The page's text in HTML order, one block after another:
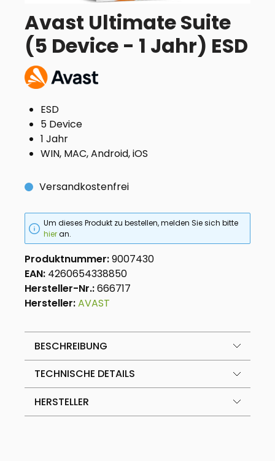
Avast Ultimate Suite
(5 Device - 1 Jahr) ESD
ESD
5 Device
1 Jahr
WIN, MAC, Android, iOS
Versandkostenfrei
Um dieses Produkt zu bestellen, melden Sie sich bitte
hieran.
Produktnummer:9007430
EAN: 4260654338850
Hersteller-Nr.:666717
Hersteller:AVAST
BESCHREIBUNG
TECHNISCHE DETAILS
HERSTELLER